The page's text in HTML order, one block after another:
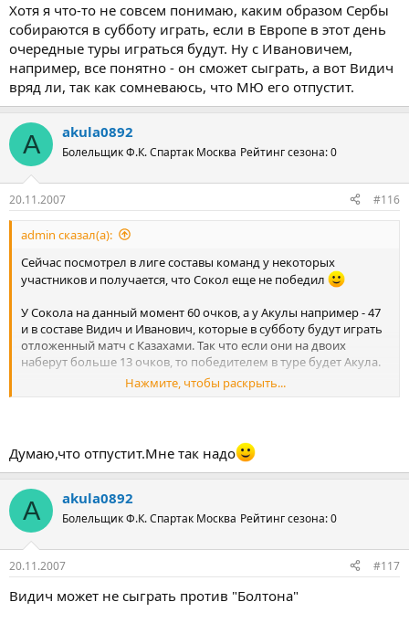
Хотя я что-то не совсем понимаю, каким образом Сербы
собираются в субботу играть, если в Европе в этот день
очередные туры играться будут. Ну с Ивановичем,
например, все понятно - он сможет сыграть, а вот Видич
вряд ли, так как сомневаюсь, что МЮ его отпустит.
A akula0892
Болельщик Ф.К. Спартак Москва Рейтинг сезона: 0
20.11.2007 #116
admin сказал(а):
Сейчас посмотрел в лиге составы команд у некоторых
участников и получается, что Сокол еще не победил
У Сокола на данный момент 60 очков, а у Акулы например - 47
и в составе Видич и Иванович, которые в субботу будут играть
отложенный матч с Казахами. Так что если они на двоих
наберут больше 13 очков, то победителем в туре будет Акула.
Хотя я что-то не совсем понимаю, каким образом Сербы
все понятно - он сможет сыграть, а вот Видич вряд ли, так как
сомневаюсь, что МЮ его отпустит.
Нажмите, чтобы раскрыть...
Думаю,что отпустит.Мне так надо
A akula0892
Болельщик Ф.К. Спартак Москва Рейтинг сезона: 0
20.11.2007 #117
Видич может не сыграть против "Болтона"